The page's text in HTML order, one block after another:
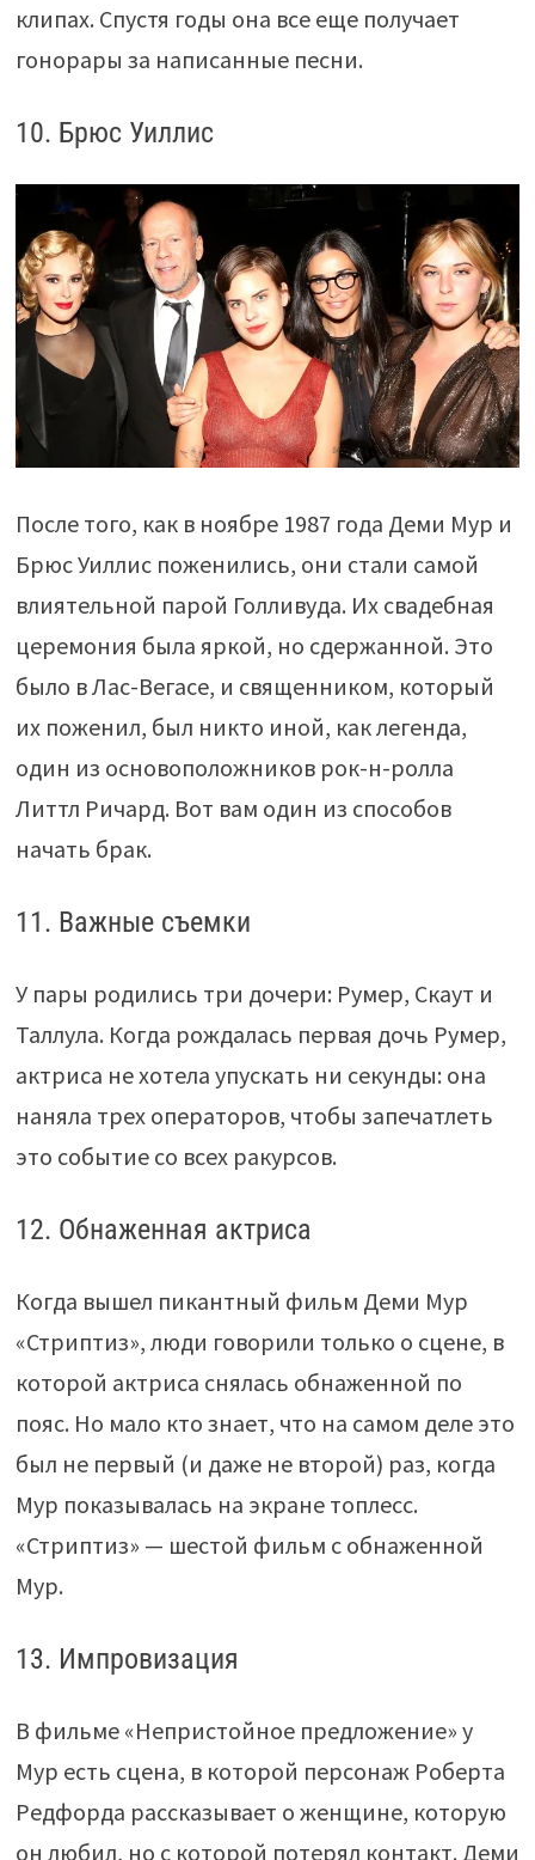
клипах. Спустя годы она все еще получает
гонорары за написанные песни.
10. Брюс Уиллис
После того, как в ноябре 1987 года Деми Мур и
Брюс Уиллис поженились, они стали самой
влиятельной парой Голливуда. Их свадебная
церемония была яркой, но сдержанной. Это
было в Лас-Вегасе, и священником, который
их поженил, был никто иной, как легенда,
один из основоположников рок-н-ролла
Литтл Ричард. Вот вам один из способов
начать брак.
11. Важные съемки
У пары родились три дочери: Румер, Скаут и
Таллула. Когда рождалась первая дочь Румер,
актриса не хотела упускать ни секунды: она
наняла трех операторов, чтобы запечатлеть
это событие со всех ракурсов.
12. Обнаженная актриса
Когда вышел пикантный фильм Деми Мур
«Стриптиз», люди говорили только о сцене, в
которой актриса снялась обнаженной по
пояс. Но мало кто знает, что на самом деле это
был не первый (и даже не второй) раз, когда
Мур показывалась на экране топлесс.
«Стриптиз» — шестой фильм с обнаженной
Мур.
13. Импровизация
В фильме «Непристойное предложение» у
Мур есть сцена, в которой персонаж Роберта
Редфорда рассказывает о женщине, которую
он любил, но с которой потерял контакт. Деми